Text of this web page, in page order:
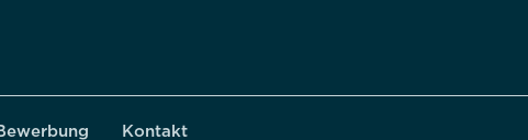
Kontakt